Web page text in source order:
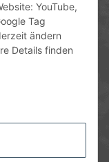
YouTube,
Tag
ändern
Details finden